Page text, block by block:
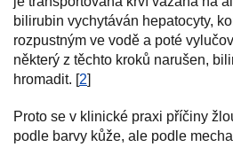
bilirubin vychytáván hepatocyty,
rozpustným ve vodě a poté
některý z těchto kroků narušen,
hromadit. [2]
Proto se v klinické praxi příčiny
podle barvy kůže, ale podle